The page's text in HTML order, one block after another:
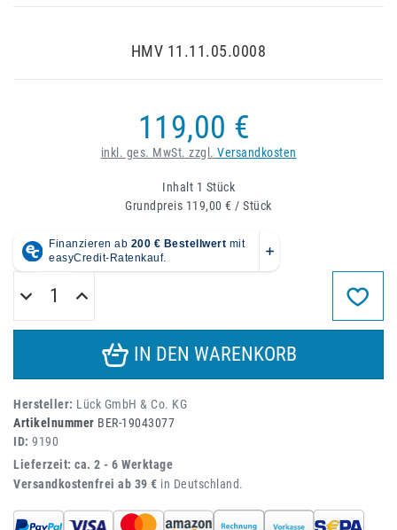
HMV 11.11.05.0008
119,00 €
inkl. ges. MwSt. zzgl. Versandkosten
Inhalt 1 Stück
Grundpreis 119,00 € / Stück
IN DEN WARENKORB
Hersteller: Lück GmbH & Co. KG
Artikelnummer BER-19043077
ID: 9190
Lieferzeit: ca. 2 - 6 Werktage
Versandkostenfrei ab 39 € in Deutschland.